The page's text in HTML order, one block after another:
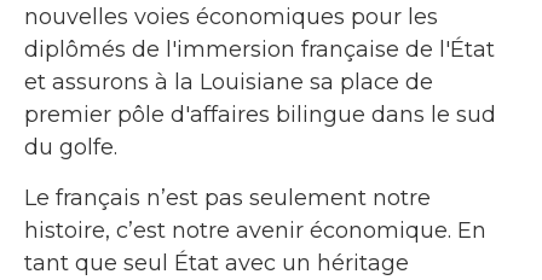
nouvelles voies économiques pour les
diplômés de l'immersion française de l'État
et assurons à la Louisiane sa place de
premier pôle d'affaires bilingue dans le sud
du golfe.
Le français n’est pas seulement notre
histoire, c’est notre avenir économique. En
tant que seul État avec un héritage